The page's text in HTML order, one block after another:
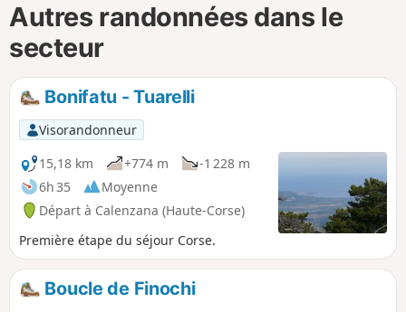
Autres randonnées dans le
secteur
Bonifatu - Tuarelli
Visorandonneur
15,18 km
+774 m
-1 228 m
6h 35
Moyenne
Départ à Calenzana (Haute-Corse)
Première étape du séjour Corse.
Boucle de Finochi